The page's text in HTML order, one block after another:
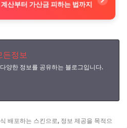
계산부터 가산금 피하는 법까지
든정보
양한 정보를 공유하는 블로그입니다.
배포하는 스킨으로, 정보 제공을 목적으